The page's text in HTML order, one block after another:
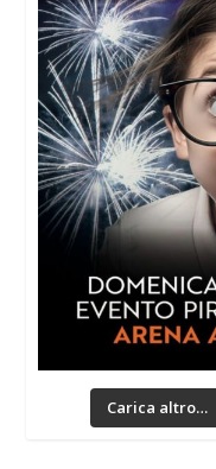
Carica altro…